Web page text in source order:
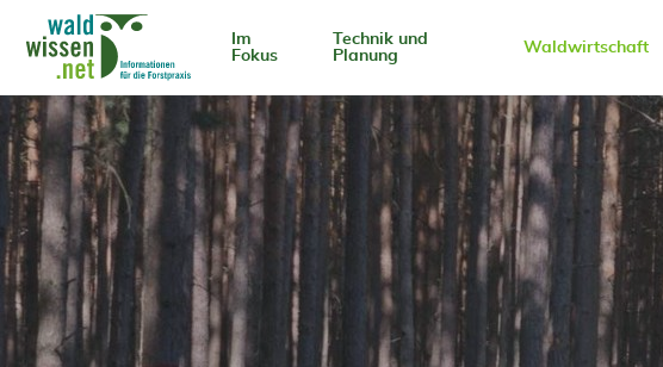
Im
Fokus
Technik und
Planung
Waldwirtschaft